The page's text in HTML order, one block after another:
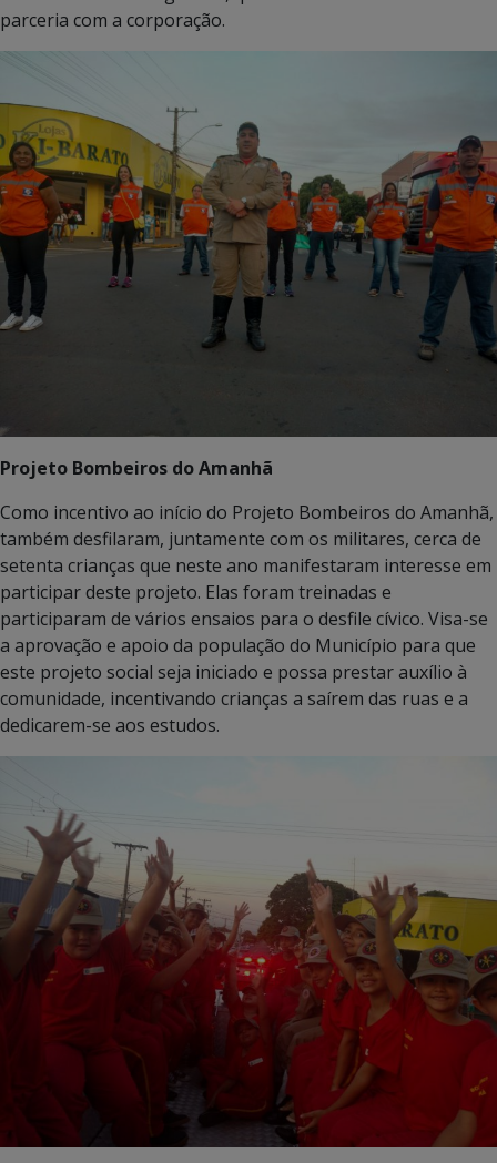
parceria com a corporação.
Projeto Bombeiros do Amanhã
Como incentivo ao início do Projeto Bombeiros do Amanhã,
também desfilaram, juntamente com os militares, cerca de
setenta crianças que neste ano manifestaram interesse em
participar deste projeto. Elas foram treinadas e
participaram de vários ensaios para o desfile cívico. Visa-se
a aprovação e apoio da população do Município para que
este projeto social seja iniciado e possa prestar auxílio à
comunidade, incentivando crianças a saírem das ruas e a
dedicarem-se aos estudos.